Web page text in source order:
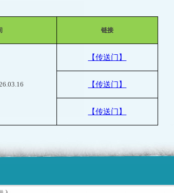
链接
【传送门】
【传送门】
【传送门】